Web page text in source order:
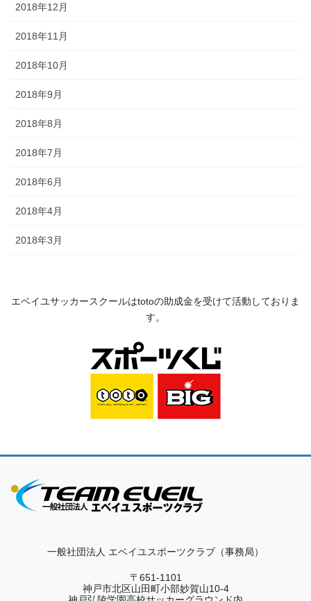
2018年12月
2018年11月
2018年10月
2018年9月
2018年8月
2018年7月
2018年6月
2018年4月
2018年3月
エベイユサッカースクールはtotoの助成金を受けて活動してお りま
す。
一般社団法人 エベイユスポーツクラブ（事務局）
〒651-1101
神戸市北区山田町小部妙賀山10-4